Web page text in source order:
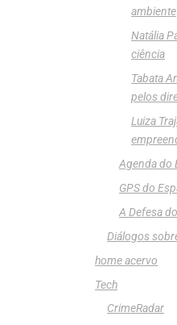
ambiente
Natália
ciência
Tabata
pelos
Luiza
Agenda do
GPS do
A Defesa
Diálogos
home acervo
Tech
CrimeRadar